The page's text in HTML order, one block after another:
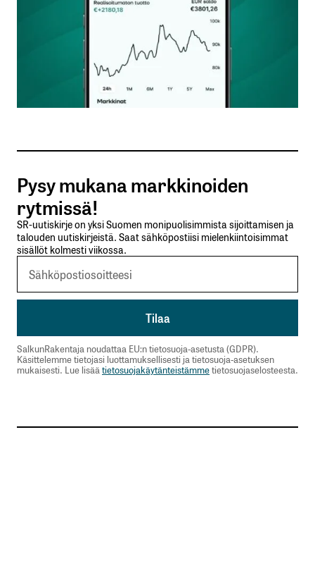
Nimesi tai nimimerkkisi
Sähköpostiosoitteesi
Tilaa SalkunRakentajan uutiskirje
Lähetä kommentti
Pysy mukana markkinoiden
rytmissä!
SR-uutiskirje on yksi Suomen monipuolisimmista sijoittamisen ja
talouden uutiskirjeistä. Saat sähköpostiisi mielenkiintoisimmat
sisällöt kolmesti viikossa.
SalkunRakentaja noudattaa EU:n tietosuoja-asetusta (GDPR).
Käsittelemme tietojasi luottamuksellisesti ja tietosuoja-asetuksen
mukaisesti. Lue lisää tietosuojakäytänteistämmetietosuojaselosteesta.